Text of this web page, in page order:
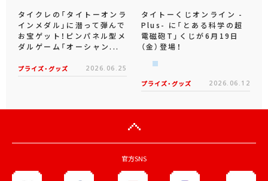
タイクレの「タイトーオンラ
インメダル」に潜って弾んで
お宝ゲット！ピンパネル型メ
ダルゲーム「オーシャン...
プライズ・グッズ 2026.06.25
タイトーくじオンライン -
Plus- に「とある科学の超
電磁砲T」くじが6月19日
（金）登場！
プライズ・グッズ 2026.06.12
官方SNS